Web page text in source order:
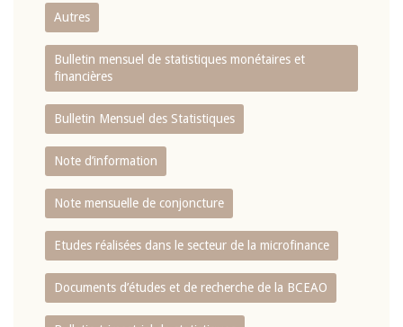
Autres
Bulletin mensuel de statistiques monétaires et
financières
Bulletin Mensuel des Statistiques
Note d’information
Note mensuelle de conjoncture
Etudes réalisées dans le secteur de la microfinance
Documents d’études et de recherche de la BCEAO